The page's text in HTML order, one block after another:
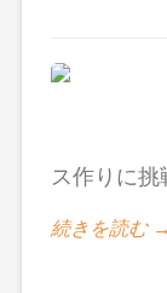
ス作りに
続きを読む →